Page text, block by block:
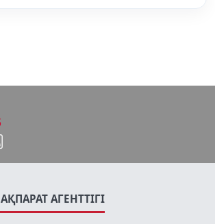
АҚПАРАТ АГЕНТТІГІ